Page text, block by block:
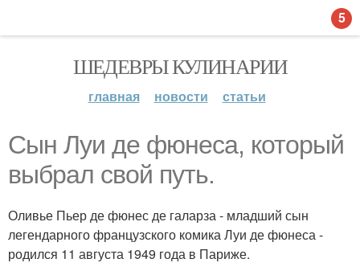
ШЕДЕВРЫ КУЛИНАРИИ
главная новости статьи
Сын Луи де фюнеса, который
выбрал свой путь.
Оливье Пьер де фюнес де галарза - младший сын
легендарного французского комика Луи де фюнеса -
родился 11 августа 1949 года в Париже.
5